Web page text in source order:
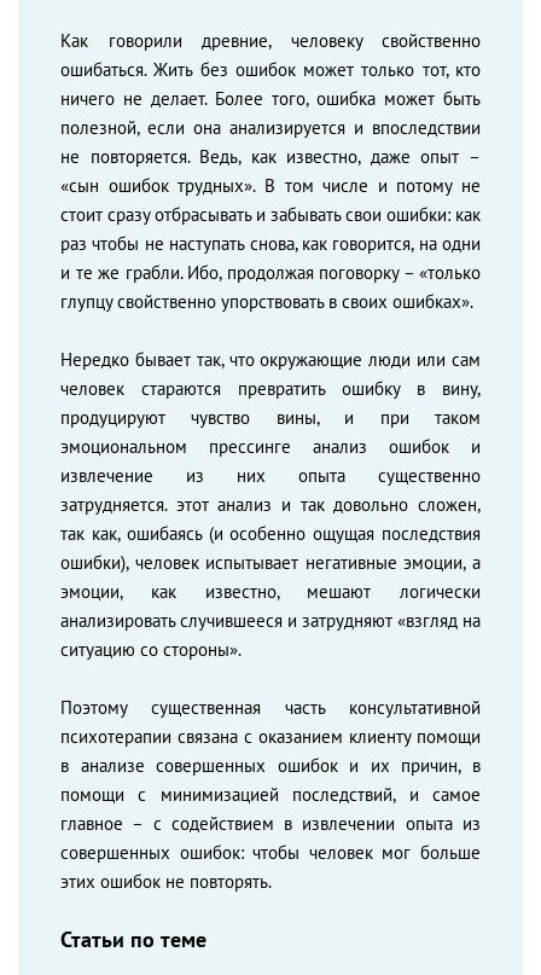
Как говорили древние, человеку свойственно
ошибаться. Жить без ошибок может только тот, кто
ничего не делает. Более того, ошибка может быть
полезной, если она анализируется и впоследствии
не повторяется. Ведь, как известно, даже опыт –
«сын ошибок трудных». В том числе и потому не
стоит сразу отбрасывать и забывать свои ошибки: как
раз чтобы не наступать снова, как говорится, на одни
и те же грабли. Ибо, продолжая поговорку – «только
глупцу свойственно упорствовать в своих ошибках».
Нередко бывает так, что окружающие люди или сам
человек стараются превратить ошибку в вину,
продуцируют чувство вины, и при таком
эмоциональном прессинге анализ ошибок и
извлечение из них опыта существенно
затрудняется. этот анализ и так довольно сложен,
так как, ошибаясь (и особенно ощущая последствия
ошибки), человек испытывает негативные эмоции, а
эмоции, как известно, мешают логически
анализировать случившееся и затрудняют «взгляд на
ситуацию со стороны».
Поэтому существенная часть консультативной
психотерапии связана с оказанием клиенту помощи
в анализе совершенных ошибок и их причин, в
помощи с минимизацией последствий, и самое
главное – с содействием в извлечении опыта из
совершенных ошибок: чтобы человек мог больше
этих ошибок не повторять.
Статьи по теме